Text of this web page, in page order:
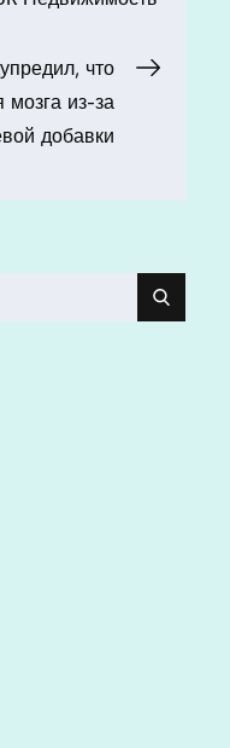
что
мозга из-за
добавки